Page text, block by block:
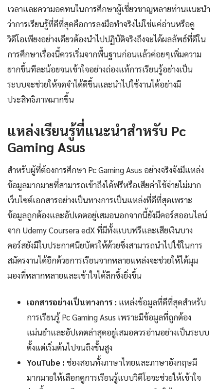
เวลาและความอดทนในการศึกษาผู้เชี่ยวชาญหลายท่านแนะนำ
ว่าการเรียนรู้ที่ดีที่สุดคือการลงมือทำจริงไม่ใช่แค่อ่านหรือดู
วิดีโอเพียงอย่างเดียวต้องนำไปปฏิบัติจริงถึงจะได้ผลลัพธ์ที่ดีใน
การศึกษาเรื่องนี้ควรเริ่มจากพื้นฐานก่อนแล้วค่อยๆเพิ่มความ
ยากขึ้นทีละน้อยจนเข้าใจอย่างถ่องแท้การเรียนรู้อย่างเป็น
ระบบจะช่วยให้จดจำได้ดีขึ้นและนำไปใช้งานได้อย่างมี
ประสิทธิภาพมากขึ้น
แหล่งเรียนรู้ที่แนะนำสำหรับ Pc
Gaming Asus
สำหรับผู้ที่ต้องการศึกษา Pc Gaming Asus อย่างจริงจังมีแหล่ง
ข้อมูลมากมายที่สามารถเข้าถึงได้ฟรีหรือเสียค่าใช้จ่ายไม่มาก
เว็บไซต์เอกสารอย่างเป็นทางการเป็นแหล่งที่ดีที่สุดเพราะ
ข้อมูลถูกต้องและอัปเดตอยู่เสมอนอกจากนี้ยังมีคอร์สออนไลน์
จาก Udemy Coursera edX ที่มีทั้งแบบฟรีและเสียเงินบาง
คอร์สยังมีใบประกาศนียบัตรให้ด้วยซึ่งสามารถนำไปใช้ในการ
สมัครงานได้อีกด้วยการเรียนจากหลายแหล่งจะช่วยให้ได้มุม
มองที่หลากหลายและเข้าใจได้ลึกซึ้งยิ่งขึ้น
เอกสารอย่างเป็นทางการ : แหล่งข้อมูลที่ดีที่สุดสำหรับ
การเรียนรู้ Pc Gaming Asus เพราะมีข้อมูลที่ถูกต้อง
แม่นยำและอัปเดตล่าสุดอยู่เสมอควรอ่านอย่างเป็นระบบ
ตั้งแต่เริ่มต้นไปจนถึงขั้นสูง
YouTube : ช่องสอนทั้งภาษาไทยและภาษาอังกฤษมี
มากมายให้เลือกดูการเรียนรู้แบบวิดีโอจะช่วยให้เข้าใจ